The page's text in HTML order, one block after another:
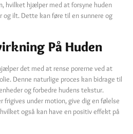
hvilket hjælper med at forsyne huden
ilt. Dette kan føre til en sunnere og
På Huden
det med at rense porerne ved at
Denne naturlige proces kan bidrage til
og forbedre hudens tekstur.
frigives under motion, give dig en følelse
også kan have en positiv effekt på